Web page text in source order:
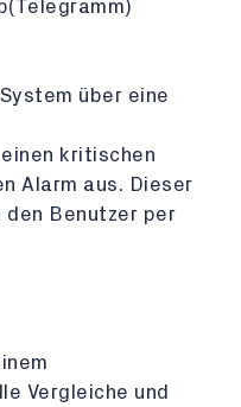
über eine
kritischen
Alarm aus. Dieser
den Benutzer per
Vergleiche und